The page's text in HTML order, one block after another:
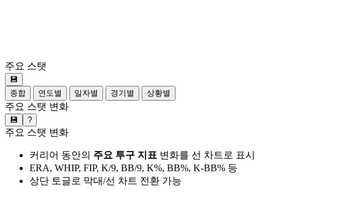
주요 스탯
💾
종합
연도별 일자별 경기별 상황별
주요 스탯 변화
💾 ?
주요 스탯 변화
커리어 동안의 주요 투구 지표 변화를 선 차트로 표시
ERA, WHIP, FIP, K/9, BB/9, K%, BB%, K-BB% 등
상단 토글로 막대/선 차트 전환 가능